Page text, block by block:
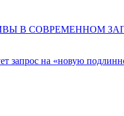
В СОВРЕМЕННОМ
запрос на «новую